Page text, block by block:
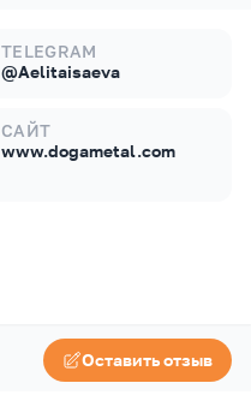
TELEGRAM
@Aelitaisaeva
САЙТ
www.dogametal.com
Оставить отзыв